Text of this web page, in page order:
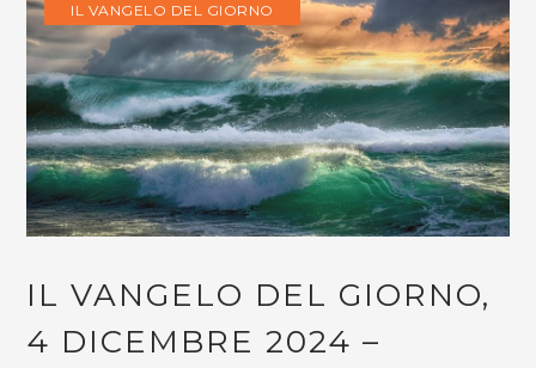
IL VANGELO DEL GIORNO
IL VANGELO DEL GIORNO,
4 DICEMBRE 2024 –